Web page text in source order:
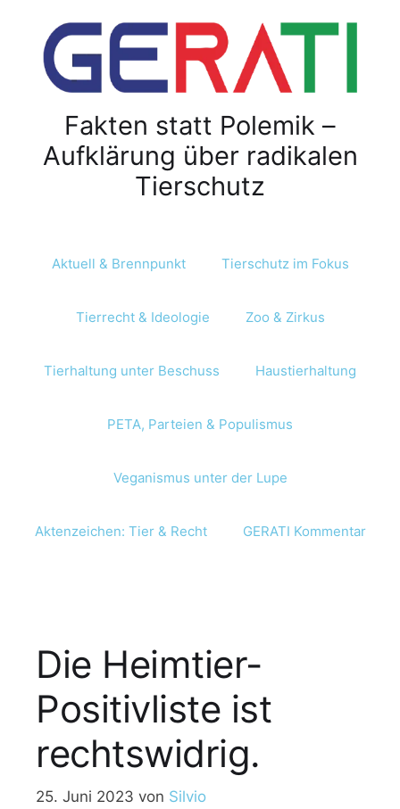
Fakten statt Polemik –
Aufklärung über radikalen
Tierschutz
Aktuell & Brennpunkt Tierschutz im Fokus
Tierrecht & Ideologie Zoo & Zirkus
Tierhaltung unter Beschuss Haustierhaltung
PETA, Parteien & Populismus
Veganismus unter der Lupe
Aktenzeichen: Tier & Recht GERATI Kommentar
Die Heimtier-
Positivliste ist
rechtswidrig.
25. Juni 2023 von Silvio